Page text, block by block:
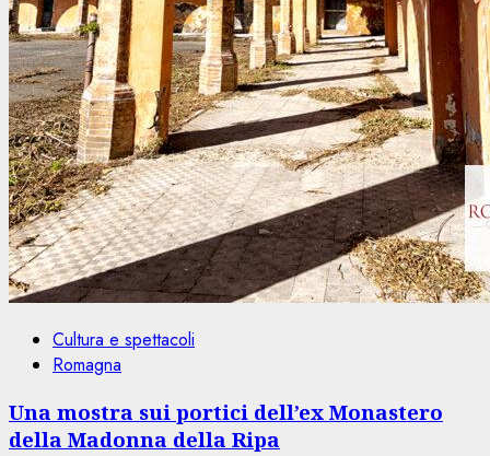
Cultura e spettacoli
Romagna
Una mostra sui portici dell’ex Monastero
della Madonna della Ripa